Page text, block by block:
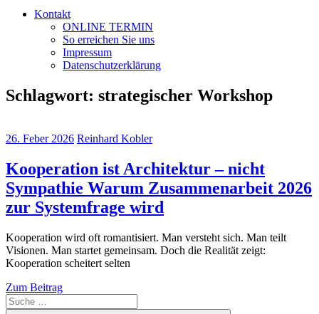
Kontakt
ONLINE TERMIN
So erreichen Sie uns
Impressum
Datenschutzerklärung
Schlagwort: strategischer Workshop
26. Feber 2026 Reinhard Kobler
Kooperation ist Architektur – nicht
Sympathie Warum Zusammenarbeit 2026
zur Systemfrage wird
Kooperation wird oft romantisiert. Man versteht sich. Man teilt
Visionen. Man startet gemeinsam. Doch die Realität zeigt:
Kooperation scheitert selten
Zum Beitrag